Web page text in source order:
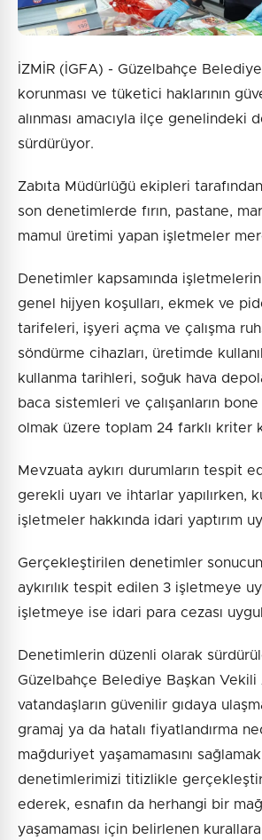
İZMİR (İGFA) - Güzelbahçe
korunması ve tüketici haklarının
alınması amacıyla ilçe genelindeki
sürdürüyor.
Zabıta Müdürlüğü ekipleri
son denetimlerde fırın, pastane,
mamul üretimi yapan işletmeler
Denetimler kapsamında işletmelerin
genel hijyen koşulları, ekmek ve
tarifeleri, işyeri açma ve çalışma
söndürme cihazları, üretimde
kullanma tarihleri, soğuk hava
baca sistemleri ve çalışanların bone
olmak üzere toplam 24 farklı kriter
Mevzuata aykırı durumların tespit
gerekli uyarı ve ihtarlar yapılırken,
işletmeler hakkında idari yaptırım
Gerçekleştirilen denetimler
aykırılık tespit edilen 3 işletmeye
işletmeye ise idari para cezası
Denetimlerin düzenli olarak
Güzelbahçe Belediye Başkan Vekili
vatandaşların güvenilir gıdaya
gramaj ya da hatalı fiyatlandırma
mağduriyet yaşamamasını
denetimlerimizi titizlikle
ederek, esnafın da herhangi bir
yaşamaması için belirlenen